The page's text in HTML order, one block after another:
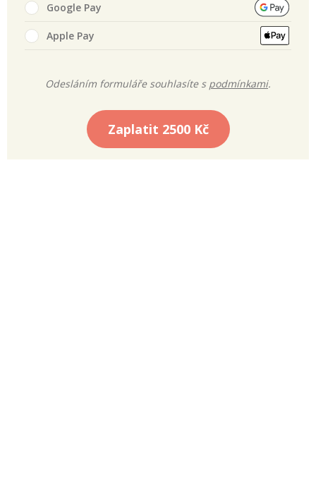
Google Pay
Apple Pay
Odesláním formuláře souhlasíte s podmínkami.
Zaplatit 2500 Kč